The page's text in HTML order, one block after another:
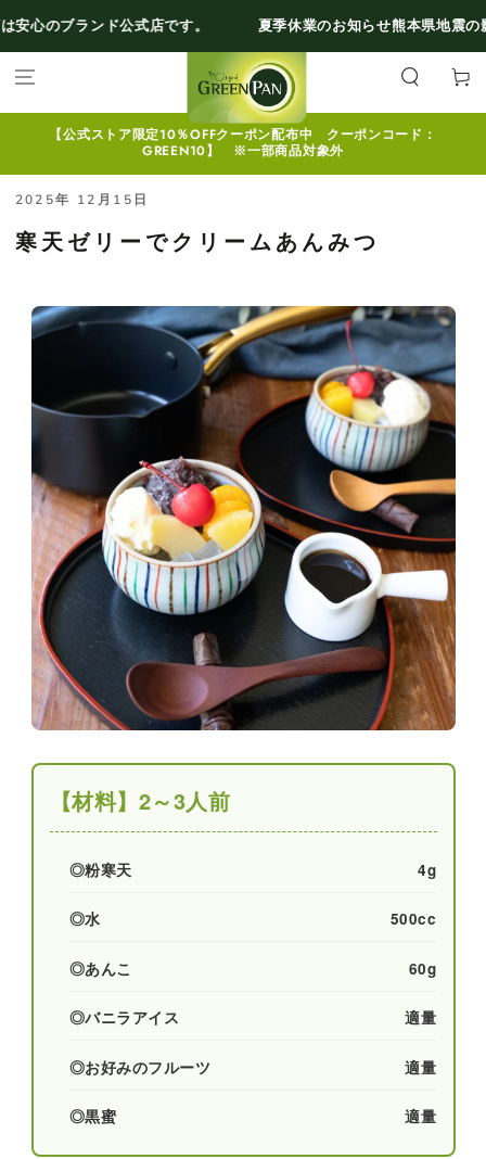
ップする
ブランド公式店です。 夏季休業のお知らせ熊本県地震の影響に
カ
ー
【公式ストア限定10％OFFクーポン配布中 クーポンコード：
GREEN10】 ※一部商品対象外
2025年 12月15日
寒天ゼリーでクリームあんみつ
【材料】2～3人前
◎粉寒天 4g
◎水 500cc
◎あんこ 60g
◎バニラアイス 適量
◎お好みのフルーツ 適量
◎黒蜜 適量